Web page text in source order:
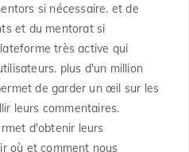
si nécessaire. et de
et du mentorat si
très active qui
plus d'un million
de garder un œil sur les
leurs commentaires.
d'obtenir leurs
où et comment nous